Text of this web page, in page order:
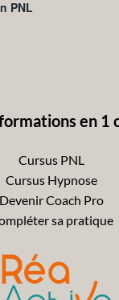
PNL
en 1
Cursus PNL
Cursus Hypnose
Devenir Coach Pro
sa pratique